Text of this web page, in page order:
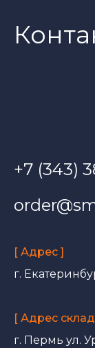
+7 (343)
[ Адрес ]
г.
[ Адрес
г. Пермь ул.